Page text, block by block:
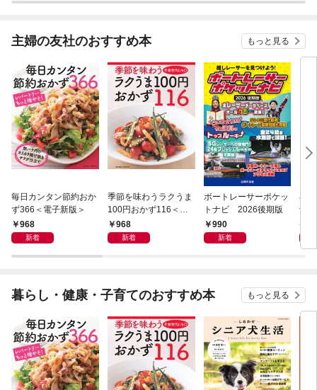
主婦の友社のおすすめ本 もっと見る
毎日カンタン節約おか
ず366＜電子新版＞
968
新着
季節を味わうラクうま
100円おかず116＜電
子新版＞
968
新着
ボートレーサーポケッ
トナビ 2026後期版
990
新着
小
士
暮らし・健康・子育てのおすすめ本 もっと見る